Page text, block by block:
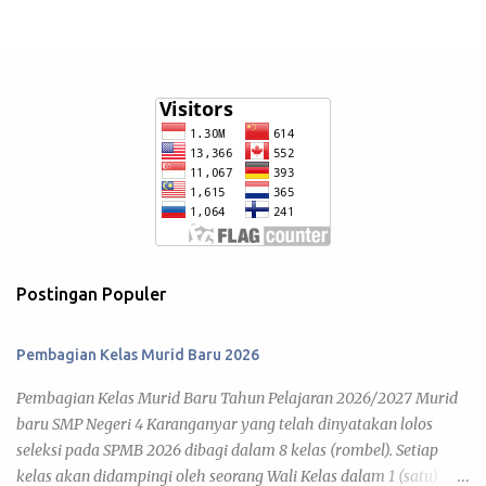
Postingan Populer
Pembagian Kelas Murid Baru 2026
Pembagian Kelas Murid Baru Tahun Pelajaran 2026/2027 Murid
baru SMP Negeri 4 Karanganyar yang telah dinyatakan lolos
seleksi pada SPMB 2026 dibagi dalam 8 kelas (rombel). Setiap
kelas akan didampingi oleh seorang Wali Kelas dalam 1 (satu)